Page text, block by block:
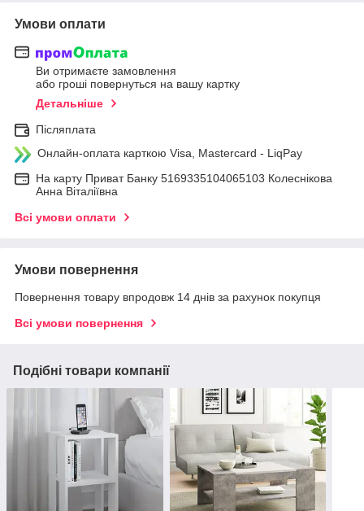
Умови оплати
Ви отримаєте замовлення
або гроші повернуться на вашу картку
Детальніше
Післяплата
Онлайн-оплата карткою Visa, Mastercard - LiqPay
На карту Приват Банку 5169335104065103 Колеснікова
Анна Віталіївна
Всі умови оплати
Умови повернення
Повернення товару впродовж 14 днів за рахунок покупця
Всі умови повернення
Подібні товари компанії